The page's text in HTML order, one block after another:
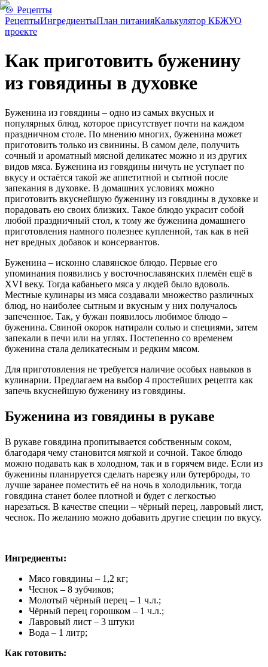
🍲 Рецепты
РецептыИнгредиентыПлан питанияКалькулятор КБЖУО
проекте
Как приготовить буженину
из говядины в духовке
Буженина из говядины – одно из самых вкусных и
популярных блюд, которое присутствует почти на каждом
праздничном столе. По мнению многих, буженина может
приготовить только из свинины. В самом деле, получить
сочный и ароматный мясной деликатес можно и из других
видов мяса. Буженина из говядины ничуть не уступает по
вкусу и остаётся такой же аппетитной и сытной после
запекания в духовке. В домашних условиях можно
приготовить вкуснейшую буженину из говядины в духовке и
порадовать ею своих близких. Такое блюдо украсит собой
любой праздничный стол, к тому же буженина домашнего
приготовления намного полезнее купленной, так как в ней
нет вредных добавок и консервантов.
Буженина – исконно славянское блюдо. Первые его
упоминания появились у восточнославянских племён ещё в
XVI веку. Тогда кабаньего мяса у людей было вдоволь.
Местные кулинары из мяса создавали множество различных
блюд, но наиболее сытным и вкусным у них получалось
запеченное. Так, у бужан появилось любимое блюдо –
буженина. Свиной окорок натирали солью и специями, затем
запекали в печи или на углях. Постепенно со временем
буженина стала деликатесным и редким мясом.
Для приготовления не требуется наличие особых навыков в
кулинарии. Предлагаем на выбор 4 простейших рецепта как
запечь вкуснейшую буженину из говядины.
Буженина из говядины в рукаве
В рукаве говядина пропитывается собственным соком,
благодаря чему становится мягкой и сочной. Такое блюдо
можно подавать как в холодном, так и в горячем виде. Если из
буженины планируется сделать нарезку или бутерброды, то
лучше заранее поместить её на ночь в холодильник, тогда
говядина станет более плотной и будет с легкостью
нарезаться. В качестве специи – чёрный перец, лавровый лист,
чеснок. По желанию можно добавить другие специи по вкусу.
Ингредиенты:
Мясо говядины – 1,2 кг;
Чеснок – 8 зубчиков;
Молотый чёрный перец – 1 ч.л.;
Чёрный перец горошком – 1 ч.л.;
Лавровый лист – 3 штуки
Вода – 1 литр;
Как готовить: